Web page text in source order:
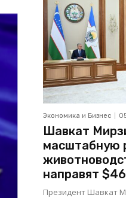
Экономика и Бизнес
Шавкат
масштабную
направят
Президент Шавкат